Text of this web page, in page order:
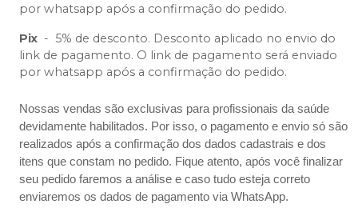
por whatsapp após a confirmação do pedido.
Pix - 5% de desconto. Desconto aplicado no envio do
link de pagamento. O link de pagamento será enviado
por whatsapp após a confirmação do pedido.
Nossas vendas são exclusivas para profissionais da saúde
devidamente habilitados. Por isso, o pagamento e envio só são
realizados após a confirmação dos dados cadastrais e dos
itens que constam no pedido. Fique atento, após você finalizar
seu pedido faremos a análise e caso tudo esteja correto
enviaremos os dados de pagamento via WhatsApp.